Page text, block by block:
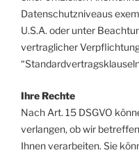
Datenschutzniveaus
U.S.A. oder unter
vertraglicher
Ihre Rechte
Nach Art. 15 DSGVO
verlangen, ob wir
Ihnen verarbeiten. Sie